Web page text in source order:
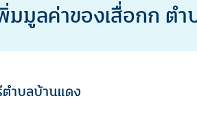
มูลค่าของเสื่อกก ต
ำบลบ้านแดง